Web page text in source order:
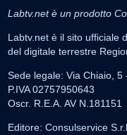
Labtv.net è un prodotto
Labtv.net è il sito ufficiale
del digitale terrestre
Sede legale: Via Chiaio, 5
P.IVA 02757950643
Oscr. R.E.A. AV N.181151
Editore: Consulservice S.r.l.